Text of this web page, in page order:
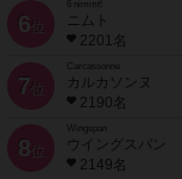
6 位
ニムト
2201名
7 位
Carcassonne
カルカソンヌ
2190名
8 位
Wingspan
ウイングスパン
2149名